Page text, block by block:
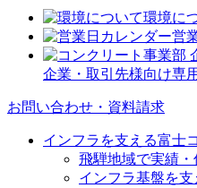
環境に
営
企業・取引先様向け専
お問い合わせ・資料請求
インフラを支える富士
飛騨地域で実績・
インフラ基盤を